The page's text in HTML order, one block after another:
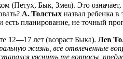
(Петух, Бык, Змея). Это
А. Толстых назвал ребенка
планирование, не точный
12—17 лет (возраст Быка). Лев
жизнь, все отвлеченные
уяснить те вопросы,